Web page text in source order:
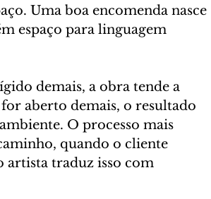
Uma boa encomenda nasce
espaço para linguagem
demais, a obra tende a
aberto demais, o resultado
O processo mais
quando o cliente
artista traduz isso com